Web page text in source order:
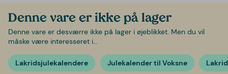
Denne vare er ikke på lager
Denne vare er desværre ikke på lager i øjeblikket. Men du vil
måske være interesseret i...
Lakridsjulekalendere Julekalender til Voksne